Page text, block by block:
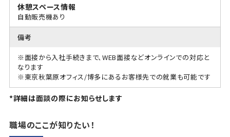
休憩スペース情報
自動販売機あり
備考
※面接から入社手続きまで、WEB面接などオンラインでの対応と
なります
※東京秋葉原オフィス/博多にあるお客様先での就業も可能です
*詳細は面談の際にお知らせします
職場のここが知りたい！